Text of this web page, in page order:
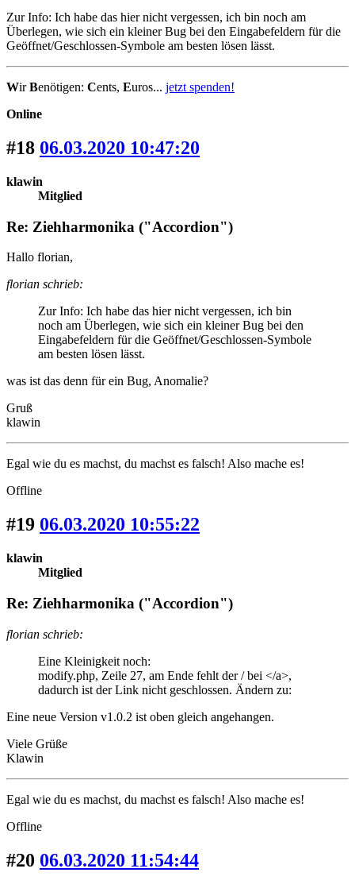
Zur Info: Ich habe das hier nicht vergessen, ich bin noch am
Überlegen, wie sich ein kleiner Bug bei den Eingabefeldern für die
Geöffnet/Geschlossen-Symbole am besten lösen lässt.
WirBenötigen: Cents, Euros... jetzt spenden!
Online
#18 06.03.2020 10:47:20
klawin
Mitglied
Re: Ziehharmonika ("Accordion")
Hallo florian,
florian schrieb:
Zur Info: Ich habe das hier nicht vergessen, ich bin
noch am Überlegen, wie sich ein kleiner Bug bei den
Eingabefeldern für die Geöffnet/Geschlossen-Symbole
am besten lösen lässt.
was ist das denn für ein Bug, Anomalie?
Gruß
klawin
Egal wie du es machst, du machst es falsch! Also mache es!
Offline
#19 06.03.2020 10:55:22
klawin
Mitglied
Re: Ziehharmonika ("Accordion")
florian schrieb:
Eine Kleinigkeit noch:
modify.php, Zeile 27, am Ende fehlt der / bei </a>,
dadurch ist der Link nicht geschlossen. Ändern zu:
Eine neue Version v1.0.2 ist oben gleich angehangen.
Viele Grüße
Klawin
Egal wie du es machst, du machst es falsch! Also mache es!
Offline
#20 06.03.2020 11:54:44